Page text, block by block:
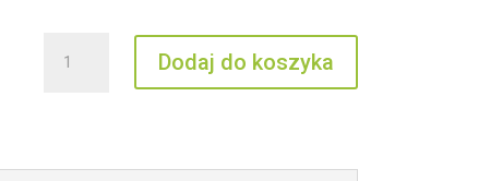
CDM2D
Dodaj do koszyka